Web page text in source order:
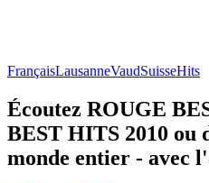
FrançaisLausanneVaudSuisseHits
Écoutez ROUGE
BEST HITS 2010 ou
monde entier - avec